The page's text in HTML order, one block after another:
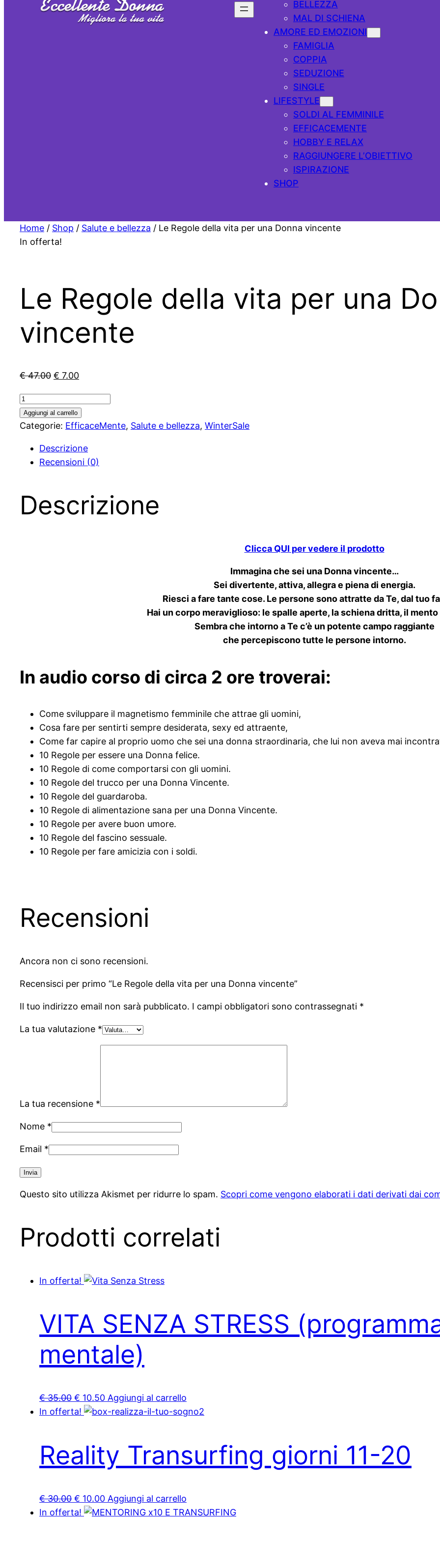
BELLEZZA
MAL DI SCHIENA
AMORE ED EMOZIONI
FAMIGLIA
COPPIA
SEDUZIONE
SINGLE
LIFESTYLE
SOLDI AL FEMMINILE
EFFICACEMENTE
HOBBY E RELAX
RAGGIUNGERE L’OBIETTIVO
ISPIRAZIONE
SHOP
Home / Shop / Salute e bellezza / Le Regole della vita per una Donna vincente
In offerta!
Le Regole della vita per una
vincente
€47.00 Il
originale
era:
€ 47.00.
€ 7.00Il
attuale
è:
€ 7.00.
Le
Regole
della
per
una
vincente
quantità
Aggiungi al carrello
Categorie: EfficaceMente, Salute e bellezza, WinterSale
Descrizione
Recensioni (0)
Descrizione
Clicca QUI per vedere il prodotto
Immagina che sei una Donna vincente…
Sei divertente, attiva, allegra e piena di energia.
Riesci a fare tante cose. Le persone sono attratte da Te, dal tuo
Hai un corpo meraviglioso: le spalle aperte, la schiena dritta, il
Sembra che intorno a Te c’è un potente campo raggiante
che percepiscono tutte le persone intorno.
In audio corso di circa 2 ore troverai:
Come sviluppare il magnetismo femminile che attrae gli uomini,
Cosa fare per sentirti sempre desiderata, sexy ed attraente,
Come far capire al proprio uomo che sei una donna straordinaria, che lui non aveva mai
10 Regole per essere una Donna felice.
10 Regole di come comportarsi con gli uomini.
10 Regole del trucco per una Donna Vincente.
10 Regole del guardaroba.
10 Regole di alimentazione sana per una Donna Vincente.
10 Regole per avere buon umore.
10 Regole del fascino sessuale.
10 Regole per fare amicizia con i soldi.
Recensioni
Ancora non ci sono recensioni.
Recensisci per primo “Le Regole della vita per una Donna vincente”
Il tuo indirizzo email non sarà pubblicato. I campi obbligatori sono contrassegnati *
La tua valutazione *
La tua recensione *
Nome *
Email *
Questo sito utilizza Akismet per ridurre lo spam. Scopri come vengono elaborati i dati derivati dai
Prodotti correlati
In offerta!
VITA SENZA STRESS
mentale)
€35.00 Il
prezzo
€ 35.00.
€ 10.50Il
prezzo
€ 10.50.
Aggiungi al carrello
In offerta!
Reality Transurfing giorni 11-20
€30.00 Il
prezzo
€ 10.00Il
prezzo
Aggiungi al carrello
In offerta!